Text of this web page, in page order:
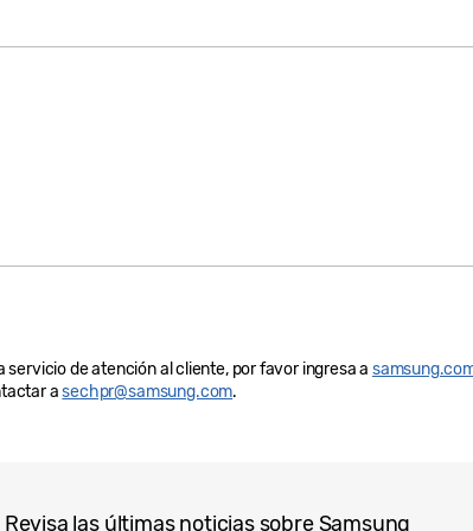
de atención al cliente, por favor ingresa a
asechpr@samsung.com.
Revisa las últimas noticias sobre Samsung